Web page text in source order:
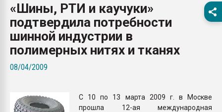
28.07.2026
ситуацией на
бутылок
«Шины, РТИ и каучуки»
подтвердила потребности
шинной индустрии в
полимерных нитях и тканях
08/04/2009
С 10 по 13 марта 2009 г. в Москве
прошла 12-ая международная